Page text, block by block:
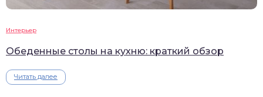
Интерьер
Обеденные столы на кухню: краткий обзор
Читать далее